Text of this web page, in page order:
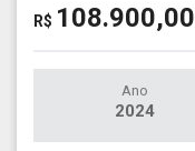
R$ 108.900,00
Ano
2024